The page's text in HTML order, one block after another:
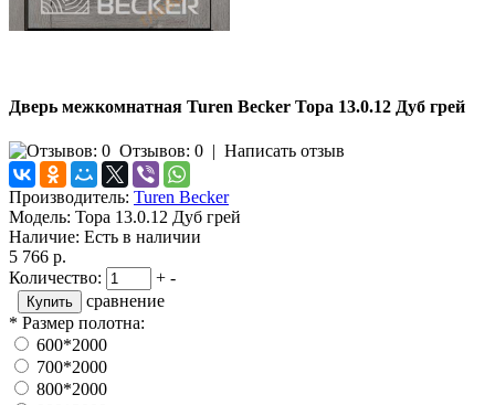
Дверь межкомнатная Turen Becker Тора 13.0.12 Дуб грей
Отзывов: 0 | Написать отзыв
Производитель: Turen Becker
Модель: Тора 13.0.12 Дуб грей
Наличие: Есть в наличии
5 766 р.
Количество:
+ -
сравнение
* Размер полотна:
600*2000
700*2000
800*2000